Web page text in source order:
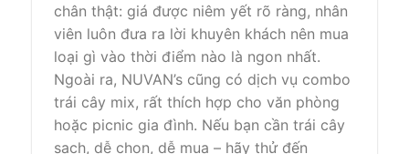
chân thật: giá được niêm yết rõ ràng, nhân
viên luôn đưa ra lời khuyên khách nên mua
loại gì vào thời điểm nào là ngon nhất.
Ngoài ra, NUVAN’s cũng có dịch vụ combo
trái cây mix, rất thích hợp cho văn phòng
hoặc picnic gia đình. Nếu bạn cần trái cây
sạch, dễ chọn, dễ mua – hãy thử đến